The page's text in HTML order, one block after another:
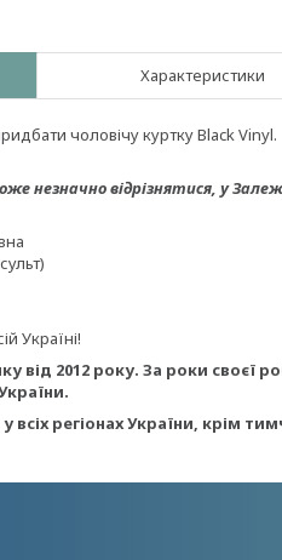
Характеристики
чоловічу куртку Black Vinyl.
незначно відрізнятися, у
Україні!
від 2012 року. За роки своєї
регіонах України, крім